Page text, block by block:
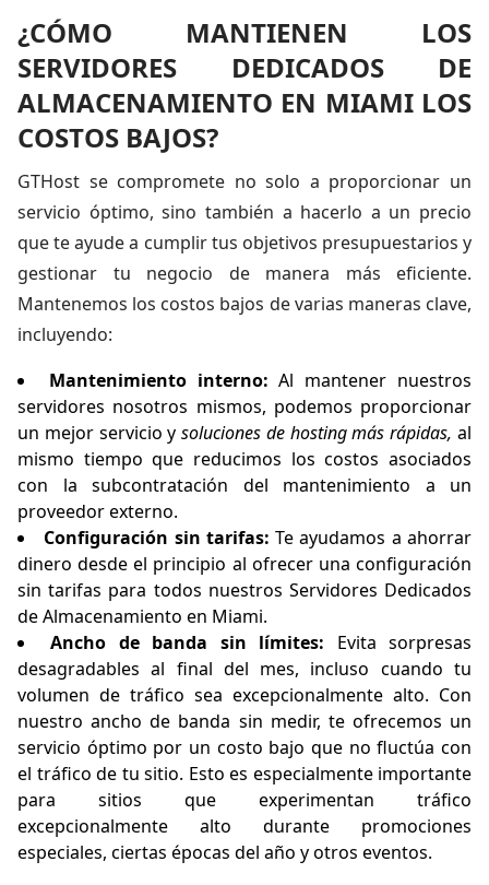
¿CÓMO MANTIENEN LOS
SERVIDORES DEDICADOS DE
ALMACENAMIENTO EN MIAMI LOS
COSTOS BAJOS?
GTHost se compromete no solo a proporcionar un
servicio óptimo, sino también a hacerlo a un precio
que te ayude a cumplir tus objetivos presupuestarios y
gestionar tu negocio de manera más eficiente.
Mantenemos los costos bajos de varias maneras clave,
incluyendo:
Mantenimiento interno: Al mantener nuestros
servidores nosotros mismos, podemos proporcionar
un mejor servicio ysoluciones de hosting más rápidas, al
mismo tiempo que reducimos los costos asociados
con la subcontratación del mantenimiento a un
proveedor externo.
Configuración sin tarifas: Te ayudamos a ahorrar
dinero desde el principio al ofrecer una configuración
sin tarifas para todos nuestros Servidores Dedicados
de Almacenamiento en Miami.
Ancho de banda sin límites: Evita sorpresas
desagradables al final del mes, incluso cuando tu
volumen de tráfico sea excepcionalmente alto. Con
nuestro ancho de banda sin medir, te ofrecemos un
servicio óptimo por un costo bajo que no fluctúa con
el tráfico de tu sitio. Esto es especialmente importante
para sitios que experimentan tráfico
excepcionalmente alto durante promociones
especiales, ciertas épocas del año y otros eventos.